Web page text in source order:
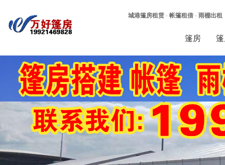
城港篷房租赁· 帐篷租借· 雨棚出租
篷房